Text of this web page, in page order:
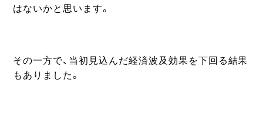
はないかと思います。
その一方で、当初見込んだ経済波及効果を下回る結果
もありました。